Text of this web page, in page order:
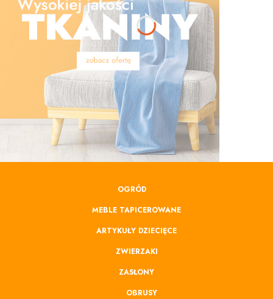
OGRÓD
MEBLE TAPICEROWANE
ARTYKUŁY DZIECIĘCE
ZWIERZAKI
ZASŁONY
OBRUSY